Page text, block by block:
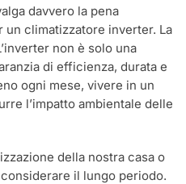
davvero la pena
un climatizzatore inverter. La
non è solo una
di efficienza, durata e
ogni mese, vivere in un
l’impatto ambientale delle
della nostra casa o
il lungo periodo.